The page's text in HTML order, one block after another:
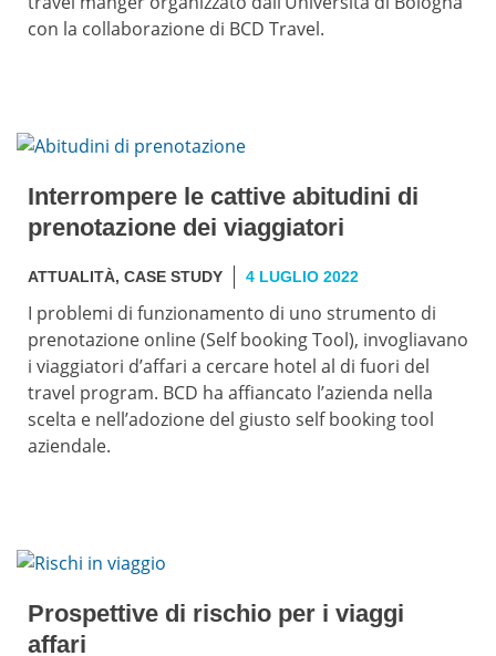
con la collaborazione di BCD Travel.
Interrompere le cattive abitudini di
prenotazione dei viaggiatori
ATTUALITÀ, CASE STUDY 4 LUGLIO 2022
I problemi di funzionamento di uno strumento di
prenotazione online (Self booking Tool), invogliavano
i viaggiatori d’affari a cercare hotel al di fuori del
travel program. BCD ha affiancato l’azienda nella
scelta e nell’adozione del giusto self booking tool
aziendale.
Prospettive di rischio per i viaggi
affari